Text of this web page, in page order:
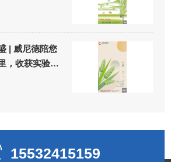
| 威尼德陪您
，收获实验
15532415159